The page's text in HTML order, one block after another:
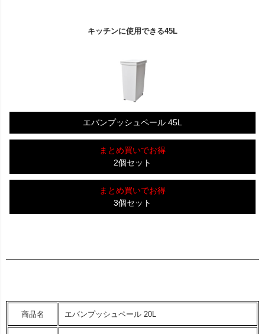
キッチンに使用できる45L
エバンプッシュペール 45L
まとめ買いでお得
2個セット
まとめ買いでお得
3個セット
商品名 エバンプッシュペール 20L